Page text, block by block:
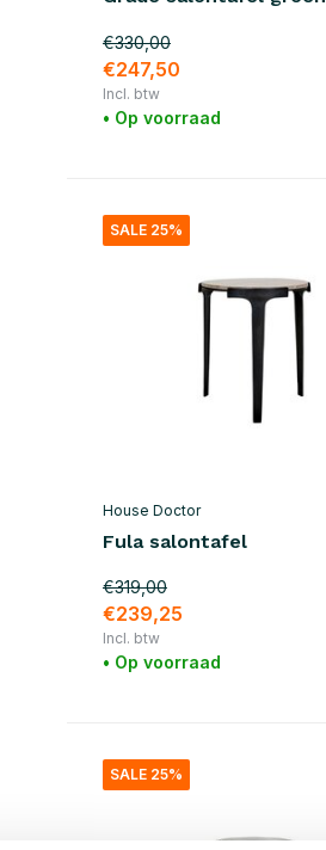
€330,00
€247,50
Incl. btw
• Op voorraad
SALE 25%
House Doctor
Fula salontafel
€319,00
€239,25
Incl. btw
• Op voorraad
SALE 25%